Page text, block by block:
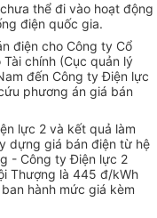
thể đi vào hoạt động
điện quốc gia.
điện cho Công ty Cổ
chính (Cục quản lý
đến Công ty Điện lực
phương án giá bán
lực 2 và kết quả làm
dựng giá bán điện từ hệ
- Công ty Điện lực 2
Thượng là 445 đ/kWh
hành mức giá kèm